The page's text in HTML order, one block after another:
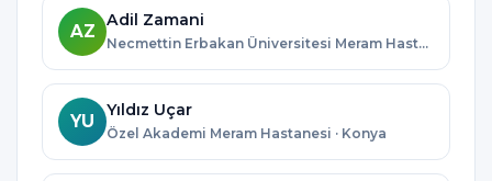
AZ
Adil Zamani
Necmettin Erbakan Üniversitesi Meram Hastanesi · Konya
YU
Yıldız Uçar
Özel Akademi Meram Hastanesi · Konya